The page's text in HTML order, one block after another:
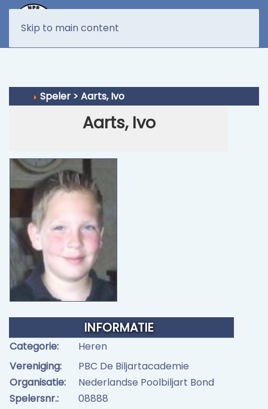
Skip to main content
Speler > Aarts, Ivo
Aarts, Ivo
INFORMATIE
Categorie:
Heren
Vereniging:
PBC De Biljartacademie
Organisatie:
Nederlandse Poolbiljart Bond
Spelersnr.:
08888